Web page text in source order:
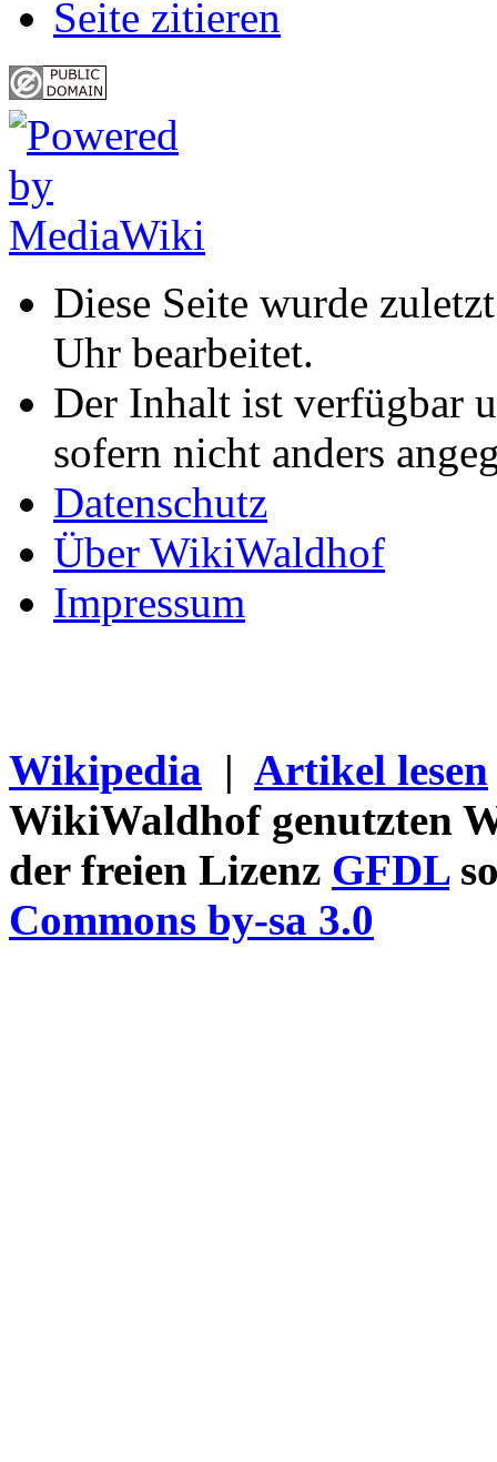
Seite zitieren
Diese Seite wurde
Uhr bearbeitet.
Der Inhalt ist verfügbar
sofern nicht anders
Datenschutz
Über WikiWaldhof
Impressum
Wikipedia | Artikel lesen
WikiWaldhof genutzten
der freien Lizenz GFDL
Commons by-sa 3.0